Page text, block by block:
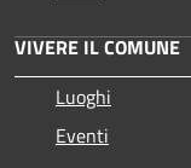
VIVERE IL COMUNE
Luoghi
Eventi